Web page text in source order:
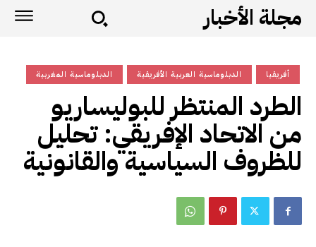
مجلة الأخبار
أفريقيا الدبلوماسية العربية الأفريقية الدبلوماسية المغربية
الطرد المنتظر للبوليساريو
من الاتحاد الإفريقي: تحليل
للظروف السياسية والقانونية